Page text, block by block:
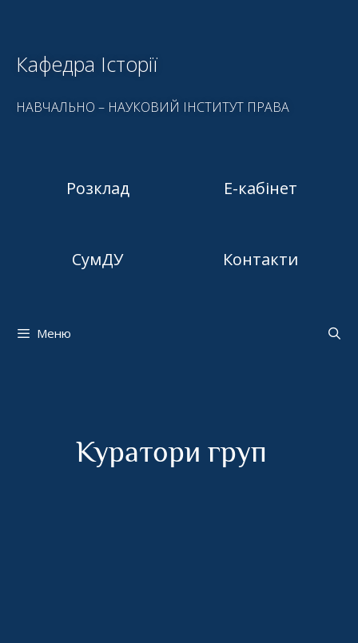
Кафедра Історії
НАВЧАЛЬНО – НАУКОВИЙ ІНСТИТУТ ПРАВА
Розклад Е-кабінет
СумДУ Контакти
Меню
Куратори груп